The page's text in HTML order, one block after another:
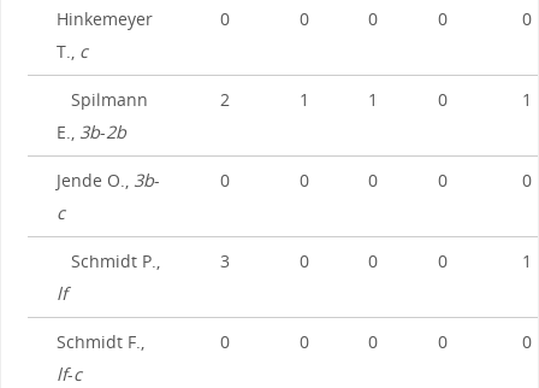
Hinkemeyer
T., c
0 0 0 0 0
Spilmann
E., 3b-2b
2 1 1 0 1
Jende O., 3b-
c
0 0 0 0 0
Schmidt P.,
lf
3 0 0 0 1
Schmidt F.,
lf-c
0 0 0 0 0